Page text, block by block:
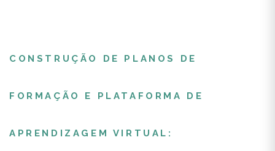
CONSTRUÇÃO DE PLANOS DE
FORMAÇÃO E PLATAFORMA DE
APRENDIZAGEM VIRTUAL: